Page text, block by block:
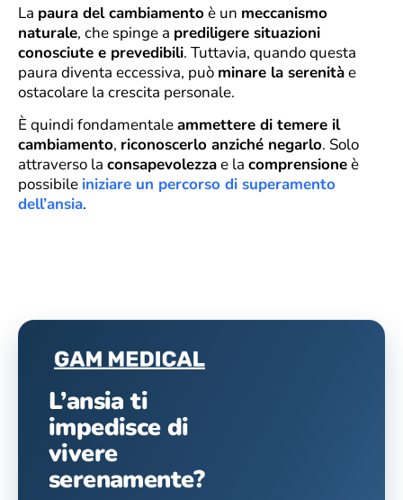
La paura del cambiamentoè un meccanismo
naturale, che spinge a prediligere situazioni
conosciute e prevedibili. Tuttavia, quando questa
paura diventa eccessiva, può minare la serenitàe
ostacolare la crescita personale.
È quindi fondamentaleammettere di temere il
cambiamento, riconoscerlo anziché negarlo. Solo
attraverso la consapevolezzae la comprensioneè
possibile iniziare un percorso di superamento
dell’ansia.
L’ansia ti
impedisce di
vivere
serenamente?